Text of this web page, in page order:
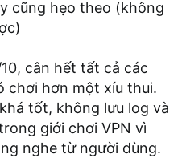
cũng hẹo theo (không
cân hết tất cả các
chơi hơn một xíu thui.
tốt, không lưu log và
giới chơi VPN vì
nghe từ người dùng.